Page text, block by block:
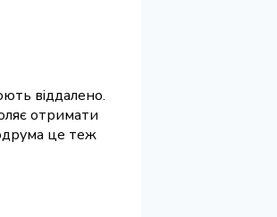
віддалено.
отримати
це теж